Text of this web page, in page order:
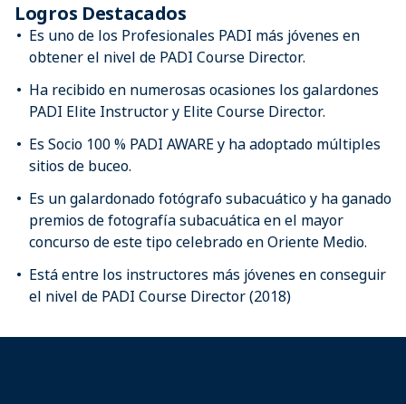
Logros Destacados
Es uno de los Profesionales PADI más jóvenes en
obtener el nivel de PADI Course Director.
Ha recibido en numerosas ocasiones los galardones
PADI Elite Instructor y Elite Course Director.
Es Socio 100 % PADI AWARE y ha adoptado múltiples
sitios de buceo.
Es un galardonado fotógrafo subacuático y ha ganado
premios de fotografía subacuática en el mayor
concurso de este tipo celebrado en Oriente Medio.
Está entre los instructores más jóvenes en conseguir
el nivel de PADI Course Director (2018)